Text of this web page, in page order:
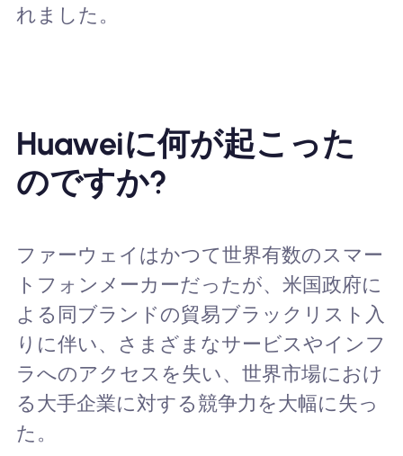
れました。
Huaweiに何が起こった
のですか?
ファーウェイはかつて世界有数のスマー
トフォンメーカーだったが、米国政府に
よる同ブランドの貿易ブラックリスト入
りに伴い、さまざまなサービスやインフ
ラへのアクセスを失い、世界市場におけ
る大手企業に対する競争力を大幅に失っ
た。